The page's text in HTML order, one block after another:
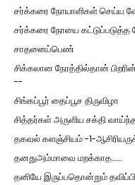
சர்க்கரை நோயாளிகள் செய்ய
சர்க்கரை நோயை கட்டுப்படுத்த
சாதனைப்பெண்
சிக்கலான நேரத்தில்தான்
--
சிங்கப்பூர் தைப்பூச திருவிழா
சித்தர்கள் அருளிய சக்தி
தகவல் களஞ்சியம் -1-
தனதுஅம்மாவை மறக்காத.....
தனியே இருப்பதொன்றும்